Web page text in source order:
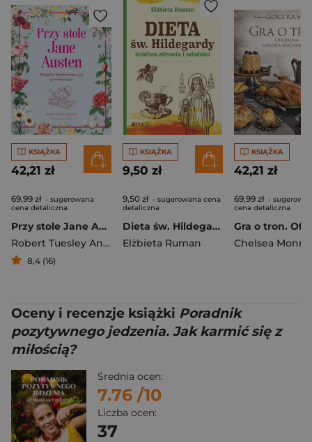
KSIĄŻKA
42,21 zł
69,99 zł - sugerowana
cena detaliczna
Przy stole Jane Austen Przepisy inspirowane jej powieściami
Robert Tuesley Anderson
8,4 (16)
KSIĄŻKA
9,50 zł
9,50 zł - sugerowana cena
detaliczna
Dieta św. Hildegardy źródłem zdrowia i młodości
Elżbieta Ruman
KSIĄŻKA
42,21 zł
69,99 zł -
cena detaliczna
Oceny i recenzje książki Poradnik
pozytywnego jedzenia. Jak karmić się z
miłością?
Średnia ocen:
7.76 /10
Liczba ocen:
37